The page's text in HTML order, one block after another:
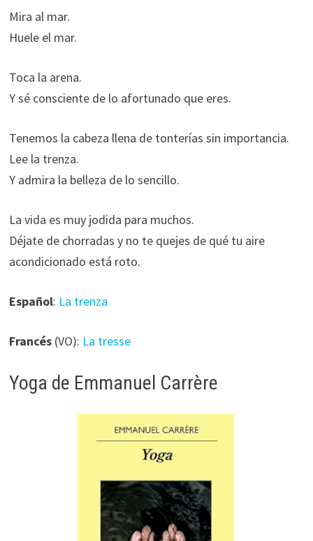
Mira al mar.
Huele el mar.
Toca la arena.
Y sé consciente de lo afortunado que eres.
Tenemos la cabeza llena de tonterías sin importancia.
Lee la trenza.
Y admira la belleza de lo sencillo.
La vida es muy jodida para muchos.
Déjate de chorradas y no te quejes de qué tu aire
acondicionado está roto.
Español: La trenza
Francés(VO): La tresse
Yoga de Emmanuel Carrère